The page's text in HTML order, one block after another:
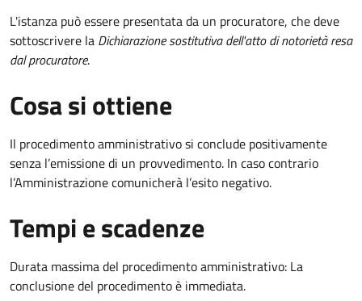
L'istanza può essere presentata da un procuratore, che deve
sottoscrivere la Dichiarazione sostitutiva dell'atto di notorietà resa
dal procuratore.
Cosa si ottiene
Il procedimento amministrativo si conclude positivamente
senza l’emissione di un provvedimento. In caso contrario
l’Amministrazione comunicherà l’esito negativo.
Tempi e scadenze
Durata massima del procedimento amministrativo: La
conclusione del procedimento è immediata.